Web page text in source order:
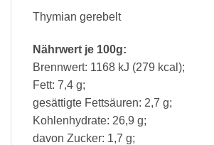
Thymian gerebelt
Nährwert je 100g:
Brennwert: 1168 kJ (279 kcal);
Fett: 7,4 g;
gesättigte Fettsäuren: 2,7 g;
Kohlenhydrate: 26,9 g;
davon Zucker: 1,7 g;